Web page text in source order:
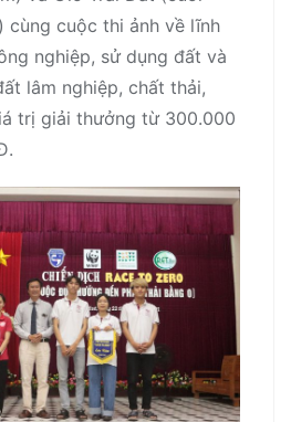
cùng cuộc thi ảnh về lĩnh
nghiệp, sử dụng đất và
lâm nghiệp, chất thải,
trị giải thưởng từ 300.000